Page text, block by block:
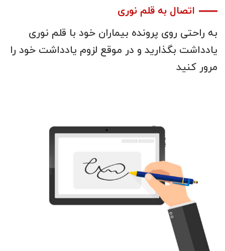
اتصال به قلم نوری
به راحتی روی پرونده بیماران خود با قلم نوری
یادداشت بگذارید و در موقع لزوم یادداشت خود را
مرور کنید